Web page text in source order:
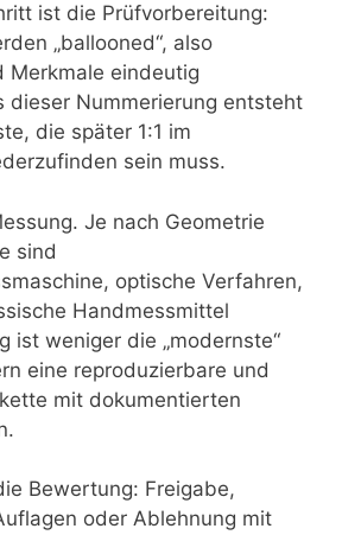
ist die Prüfvorbereitung:
„ballooned“, also
Merkmale eindeutig
dieser Nummerierung entsteht
die später 1:1 im
sein muss.
Je nach Geometrie
sind
optische Verfahren,
Handmessmittel
ist weniger die „modernste“
eine reproduzierbare und
mit dokumentierten
Bewertung: Freigabe,
oder Ablehnung mit